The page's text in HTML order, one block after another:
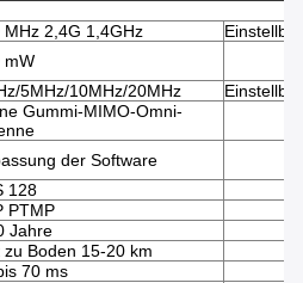
MHz 2,4G 1,4GHz
Einstellbar
mW
5MHz/10MHz/20MHz
Einstellbar
Gummi-MIMO-Omni-
der Software
128
PTMP
Jahre
zu Boden 15-20 km
70 ms